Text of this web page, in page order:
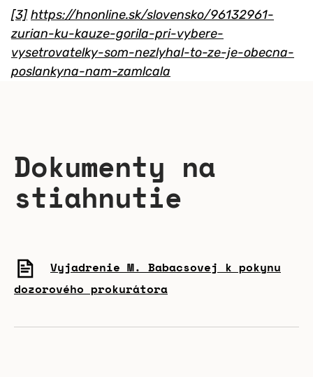
[3] https://hnonline.sk/slovensko/96132961-
zurian-ku-kauze-gorila-pri-vybere-
vysetrovatelky-som-nezlyhal-to-ze-je-obecna-
poslankyna-nam-zamlcala
Dokumenty na
stiahnutie
Vyjadrenie M. Babacsovej k pokynu
dozorového prokurátora